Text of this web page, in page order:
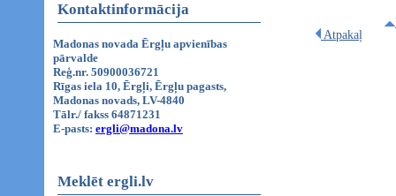
Kontaktinformācija
Madonas novada Ērgļu apvienības
pārvalde
Reģ.nr. 50900036721
Rīgas iela 10, Ērgļi, Ērgļu pagasts,
Madonas novads, LV-4840
Tālr./ fakss 64871231
E-pasts: ergli@madona.lv
Meklēt ergli.lv
Atpakaļ